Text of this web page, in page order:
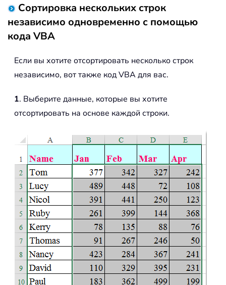
Сортировка нескольких строк
независимо одновременно с помощью
кода VBA
Если вы хотите отсортировать несколько строк
независимо, вот также код VBA для вас.
1. Выберите данные, которые вы хотите
отсортировать на основе каждой строки.